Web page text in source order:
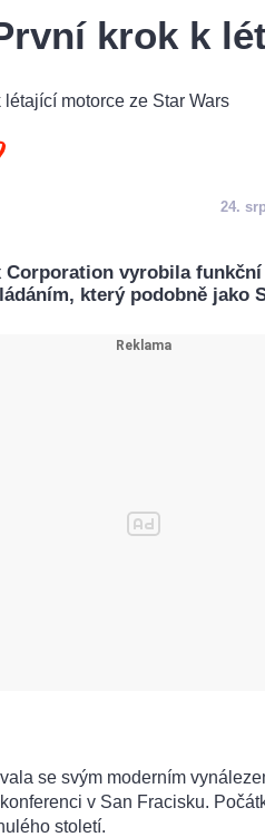
krok k
24.
Corporation vyrobila
který podobně jako
se svým moderním
v San Fracisku.
století.